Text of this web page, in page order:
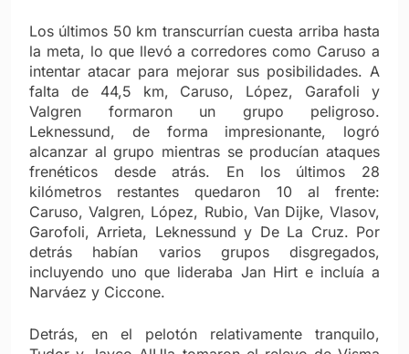
Los últimos 50 km transcurrían cuesta arriba hasta
la meta, lo que llevó a corredores como Caruso a
intentar atacar para mejorar sus posibilidades. A
falta de 44,5 km, Caruso, López, Garafoli y
Valgren formaron un grupo peligroso.
Leknessund, de forma impresionante, logró
alcanzar al grupo mientras se producían ataques
frenéticos desde atrás. En los últimos 28
kilómetros restantes quedaron 10 al frente:
Caruso, Valgren, López, Rubio, Van Dijke, Vlasov,
Garofoli, Arrieta, Leknessund y De La Cruz. Por
detrás habían varios grupos disgregados,
incluyendo uno que lideraba Jan Hirt e incluía a
Narváez y Ciccone.
Detrás, en el pelotón relativamente tranquilo,